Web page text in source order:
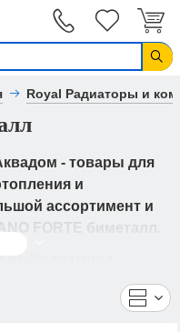
Royal Радиаторы и
- товары для
и
ассортимент и
Радиаторы
от ведущих
можете